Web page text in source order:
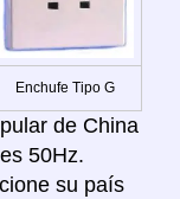
Enchufe Tipo G
de China
50Hz.
su país